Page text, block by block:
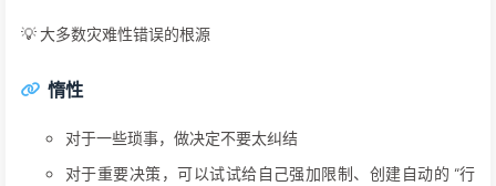
💡 大多数灾难性错误的根源
惰性
对于一些琐事，做决定不要太纠结
对于重要决策，可以试试给自己强加限制、创建自动的 “行